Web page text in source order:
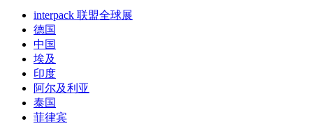
interpack 联盟全球展
德国
中国
埃及
印度
阿尔及利亚
泰国
菲律宾